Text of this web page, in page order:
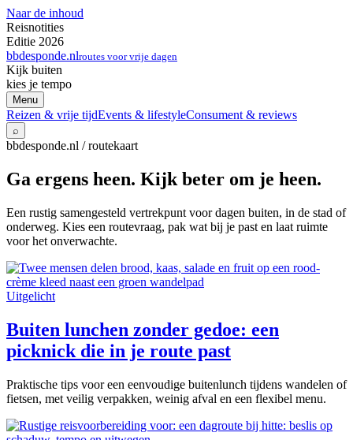
Naar de inhoud
Reisnotities
Editie 2026
bbdesponde.nlroutes voor vrije dagen
Kijk buiten
kies je tempo
Menu
Reizen & vrije tijdEvents & lifestyleConsument & reviews
⌕
bbdesponde.nl / routekaart
Ga ergens heen. Kijk beter om je heen.
Een rustig samengesteld vertrekpunt voor dagen buiten, in de stad of
onderweg. Kies een routevraag, pak wat bij je past en laat ruimte
voor het onverwachte.
Uitgelicht
Buiten lunchen zonder gedoe: een
picknick die in je route past
Praktische tips voor een eenvoudige buitenlunch tijdens wandelen of
fietsen, met veilig verpakken, weinig afval en een flexibel menu.